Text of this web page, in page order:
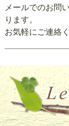
メールでのお問
ります。
お気軽にご連絡